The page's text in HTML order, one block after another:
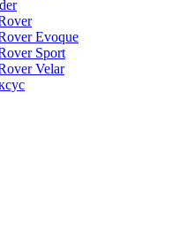
Evoque
Sport
Velar